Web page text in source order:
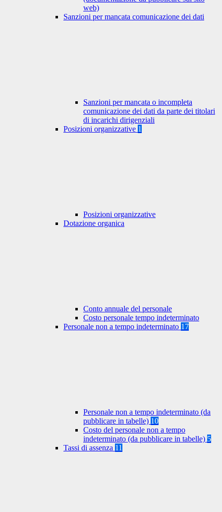
web)
Sanzioni per mancata comunicazione dei dati
Sanzioni per mancata o incompleta
comunicazione dei dati da parte dei titolari
di incarichi dirigenziali
Posizioni organizzative 1
Posizioni organizzative
Dotazione organica
Conto annuale del personale
Costo personale tempo indeterminato
Personale non a tempo indeterminato 17
Personale non a tempo indeterminato (da
pubblicare in tabelle) 10
Costo del personale non a tempo
indeterminato (da pubblicare in tabelle) 5
Tassi di assenza 11